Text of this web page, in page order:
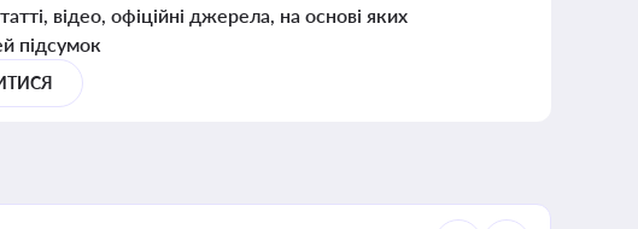
відео, офіційні джерела, на основі яких
підсумок